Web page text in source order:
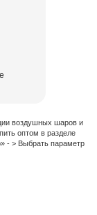
воздушных шаров и
оптом в разделе
- > Выбрать параметр